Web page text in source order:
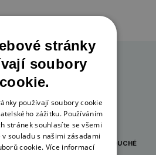
INSPIRACE A JEDNODUCHÉ
NÁVODY
stránky
soubory
cookie.
používají soubory cookie
zážitku. Používáním
stránek souhlasíte se všemi
souladu s našimi zásadami
cookie. Více informací